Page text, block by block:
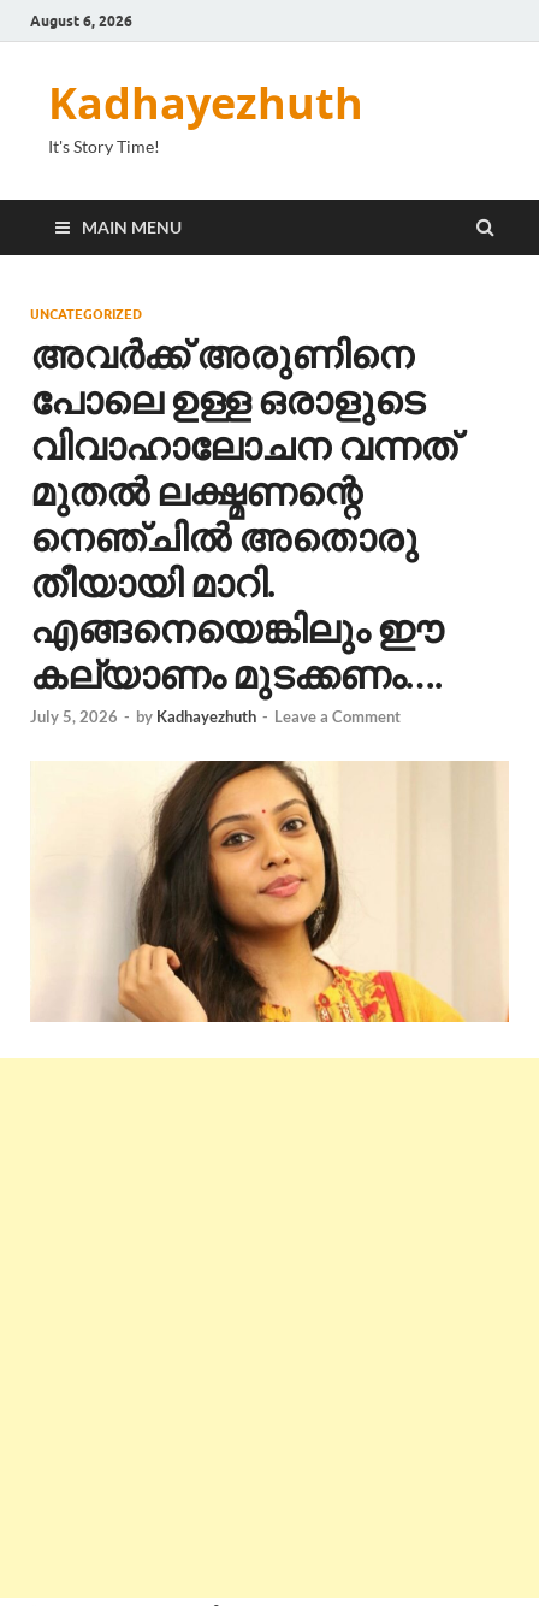
August 6, 2026
Kadhayezhuth
It's Story Time!
MAIN MENU
UNCATEGORIZED
അവർക്ക് അരുണിനെ
പോലെ ഉള്ള ഒരാളുടെ
വിവാഹാലോചന വന്നത്
മുതൽ ലക്ഷ്മണന്റെ
നെഞ്ചിൽ അതൊരു
തീയായി മാറി.
എങ്ങനെയെങ്കിലും ഈ
കല്യാണം മുടക്കണം….
July 5, 2026 - by Kadhayezhuth - Leave a Comment